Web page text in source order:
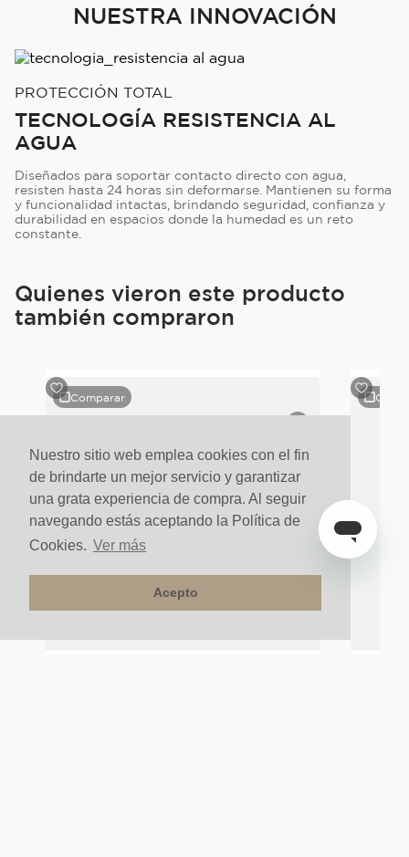
Nuestro sitio web emplea cookies con el fin
de brindarte un mejor servicio y garantizar
una grata experiencia de compra. Al seguir
navegando estás aceptando la Política de
Cookies. Ver más
Acepto
NUESTRA INNOVACIÓN
PROTECCIÓN TOTAL
TECNOLOGÍA RESISTENCIA AL
AGUA
Diseñados para soportar contacto directo con agua,
resisten hasta 24 horas sin deformarse. Mantienen su forma
y funcionalidad intactas, brindando seguridad, confianza y
durabilidad en espacios donde la humedad es un reto
constante.
Quienes vieron este producto
también compraron
Comparar